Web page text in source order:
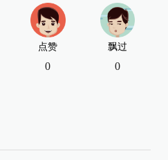
点赞
0
飘过
0